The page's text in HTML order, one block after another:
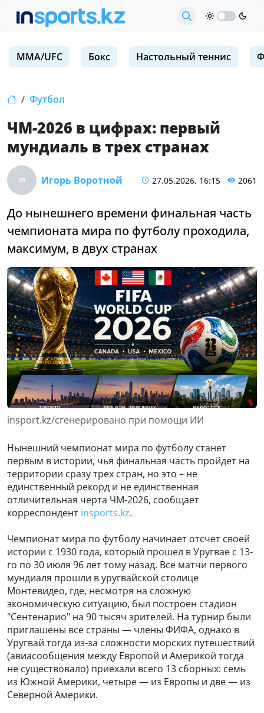
MMA/UFC Бокс Настольный теннис
Футбол
ЧМ-2026 в цифрах: первый
мундиаль в трех странах
Игорь Воротной 27.05.2026, 16:15 2061
До нынешнего времени финальная часть
чемпионата мира по футболу проходила,
максимум, в двух странах
insport.kz/сгенерировано при помощи ИИ
Нынешний чемпионат мира по футболу станет
первым в истории, чья финальная часть пройдет на
территории сразу трех стран, но это – не
единственный рекорд и не единственная
отличительная черта ЧМ-2026, сообщает
корреспондент insports.kz.
Чемпионат мира по футболу начинает отсчет своей
истории с 1930 года, который прошел в Уругвае с 13-
го по 30 июля 96 лет тому назад. Все матчи первого
мундиаля прошли в уругвайской столице
Монтевидео, где, несмотря на сложную
экономическую ситуацию, был построен стадион
"Сентенарио" на 90 тысяч зрителей. На турнир были
приглашены все страны — члены ФИФА, однако в
Уругвай тогда из-за сложности морских путешествий
(авиасообщения между Европой и Америкой тогда
не существовало) приехали всего 13 сборных: семь
из Южной Америки, четыре — из Европы и две — из
Северной Америки.